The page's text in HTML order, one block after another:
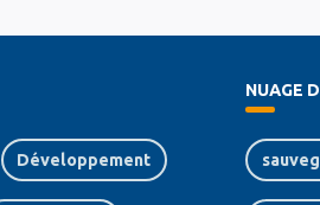
Développement
NUAGE